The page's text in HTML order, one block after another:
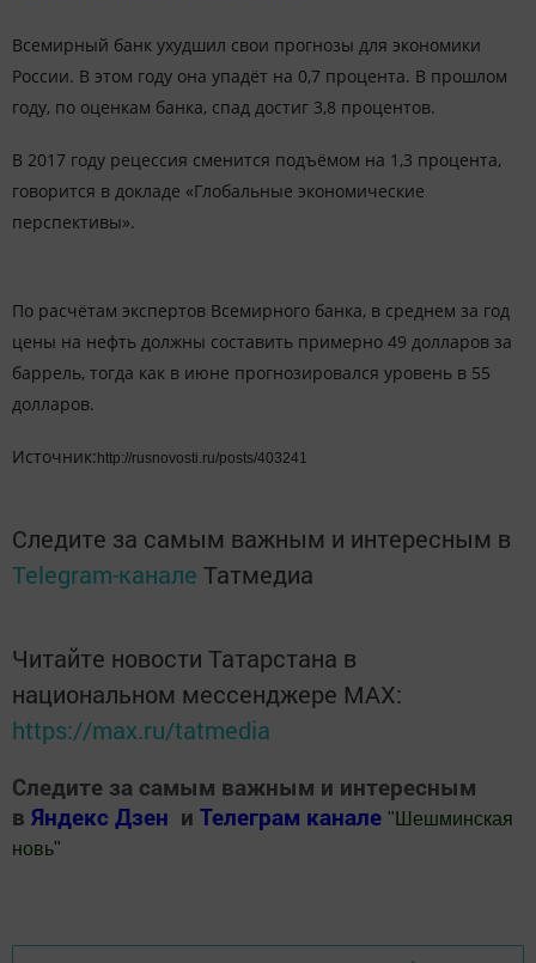
Всемирный банк ухудшил свои прогнозы для экономики
России. В этом году она упадёт на 0,7 процента. В прошлом
году, по оценкам банка, спад достиг 3,8 процентов.
В 2017 году рецессия сменится подъёмом на 1,3 процента,
говорится в докладе «Глобальные экономические
перспективы».
По расчётам экспертов Всемирного банка, в среднем за год
цены на нефть должны составить примерно 49 долларов за
баррель, тогда как в июне прогнозировался уровень в 55
долларов.
Источник: http://rusnovosti.ru/posts/403241
Следите за самым важным и интересным в
Telegram-канале Татмедиа
Читайте новости Татарстана в
национальном мессенджере MАХ:
https://max.ru/tatmedia
Следите за самым важным и интересным
в Яндекс Дзен и Телеграм канале " Шешминская
новь"